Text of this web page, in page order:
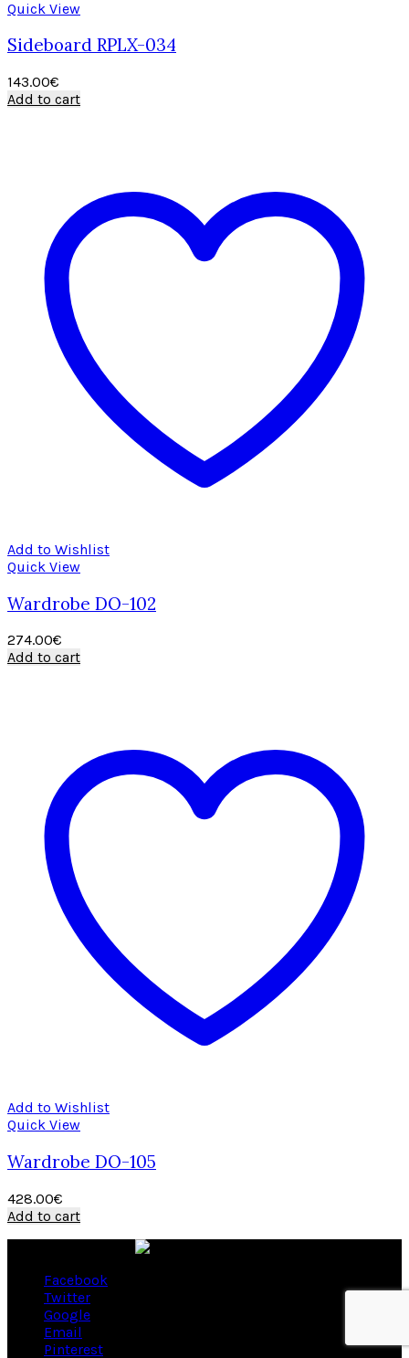
Quick View
Sideboard RPLX-034
143.00€
Add to cart
Add to Wishlist
Quick View
Wardrobe DO-102
274.00€
Add to cart
Add to Wishlist
Quick View
Wardrobe DO-105
428.00€
Add to cart
Facebook
Twitter
Google
Email
Pinterest